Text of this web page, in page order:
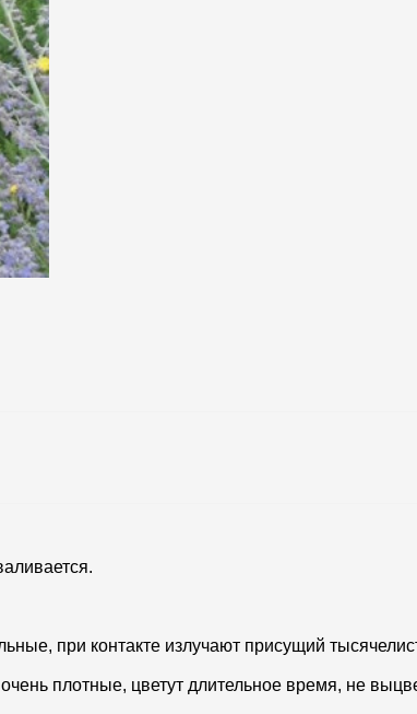
при контакте излучают присущий
плотные, цветут длительное время, не